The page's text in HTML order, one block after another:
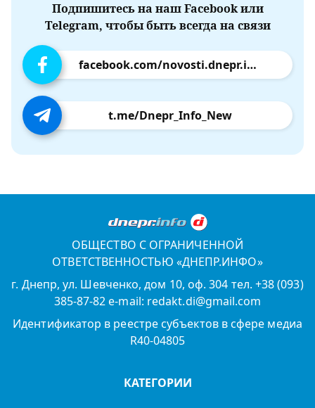
Подпишитесь на наш Facebook или
Telegram, чтобы быть всегда на связи
facebook.com/novosti.dnepr.info
t.me/Dnepr_Info_New
ОБЩЕСТВО С ОГРАНИЧЕННОЙ
ОТВЕТСТВЕННОСТЬЮ «ДНЕПР.ИНФО»
г. Днепр, ул. Шевченко, дом 10, оф. 304 тел. +38 (093)
385-87-82 e-mail: redakt.di@gmail.com
Идентификатор в реестре субъектов в сфере медиа
R40-04805
КАТЕГОРИИ